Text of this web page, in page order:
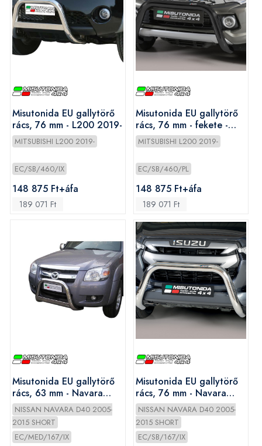
Misutonida EU gallytörő
rács, 76 mm - L200 2019-
MITSUBISHI L200 2019-
EC/SB/460/IX
148 875 Ft+áfa
189 071 Ft
Misutonida EU gallytörő
rács, 76 mm - fekete -
L200 2019-
MITSUBISHI L200 2019-
EC/SB/460/PL
148 875 Ft+áfa
189 071 Ft
Misutonida EU gallytörő
rács, 63 mm - Navara
2005-
NISSAN NAVARA D40 2005-
2015 SHORT
EC/MED/167/IX
Misutonida EU gallytörő
rács, 76 mm - Navara
2005-
NISSAN NAVARA D40 2005-
2015 SHORT
EC/SB/167/IX